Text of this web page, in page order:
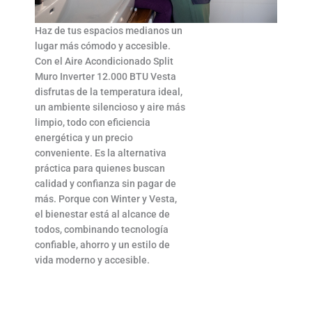
Haz de tus espacios medianos un
lugar más cómodo y accesible.
Con el Aire Acondicionado Split
Muro Inverter 12.000 BTU Vesta
disfrutas de la temperatura ideal,
un ambiente silencioso y aire más
limpio, todo con eficiencia
energética y un precio
conveniente. Es la alternativa
práctica para quienes buscan
calidad y confianza sin pagar de
más. Porque con Winter y Vesta,
el bienestar está al alcance de
todos, combinando tecnología
confiable, ahorro y un estilo de
vida moderno y accesible.